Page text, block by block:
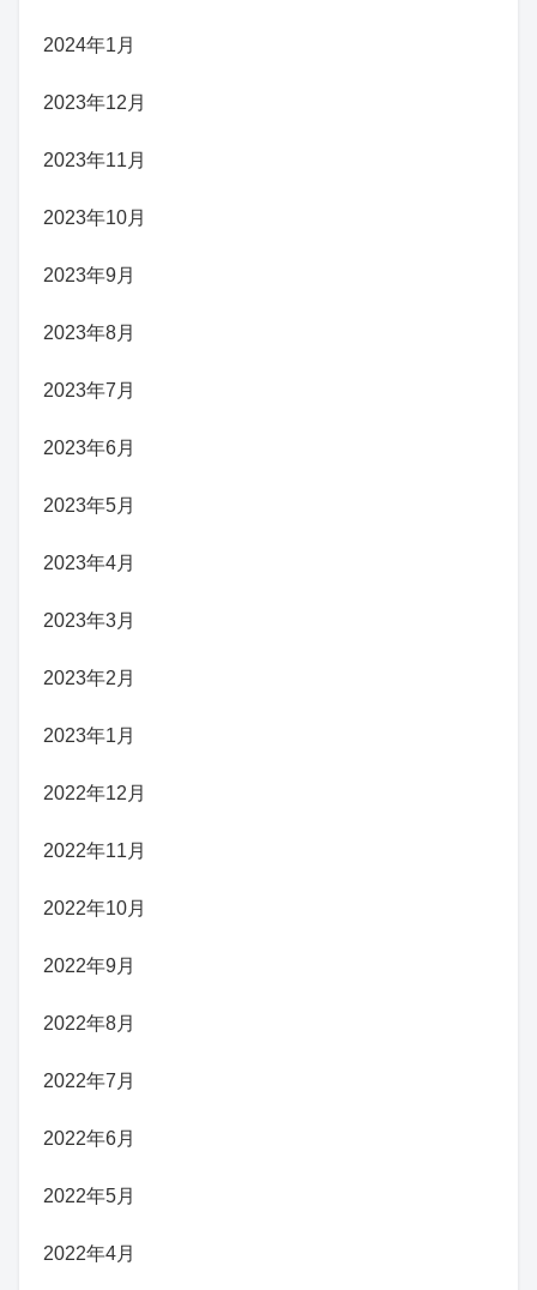
2024年1月
2023年12月
2023年11月
2023年10月
2023年9月
2023年8月
2023年7月
2023年6月
2023年5月
2023年4月
2023年3月
2023年2月
2023年1月
2022年12月
2022年11月
2022年10月
2022年9月
2022年8月
2022年7月
2022年6月
2022年5月
2022年4月